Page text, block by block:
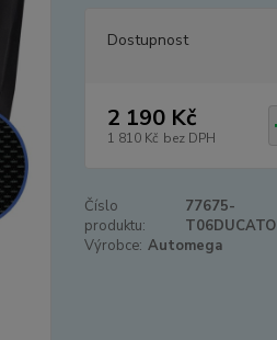
Dostupnost
2 190 Kč
1 810 Kč bez DPH
Číslo
produktu:
77675-
T06DUCATO
Výrobce: Automega